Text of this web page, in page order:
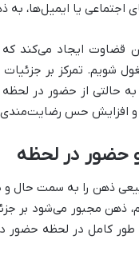
یا ایمیل‌ها، به
قضاوت ایجاد می‌کند
شویم. تمرکز بر
حالتی از حضور در
افزایش حس رضایت‌مندی
حضور در لحظه
ذهن را به سمت حال و
مجبور می‌شود بر
کامل در لحظه حضور